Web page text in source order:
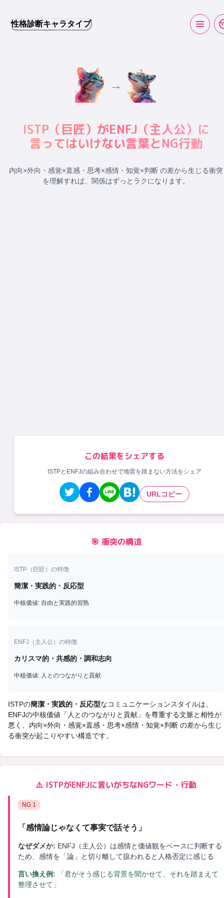
性格診断キャラタイプ
→
ISTP（巨匠）がENFJ （主人公）に
言ってはいけない言葉とNG行動
内向×外向・感覚×直感・思考×感情・知覚×判断 の差から生じる衝突
を理解すれば、関係はずっとラクになります。
この結果をシェアする
ISTPとENFJの組み合わせで地雷を踏まない方法をシェア
URLコピー
🎯 衝突の構造
ISTP （ 巨匠 ）の特徴
簡潔・実践的・反応型
中核価値: 自由と実践的習熟
ENFJ （ 主人公 ）の特徴
カリスマ的・共感的・調和志向
中核価値: 人とのつながりと貢献
ISTPの簡潔・実践的・反応型なコミュニケーションスタイルは、
ENFJの中核価値「 人とのつながりと貢献 」を尊重する文脈と相性が
悪く、 内向×外向・感覚×直感・思考×感情・知覚×判断 の差から生じ
る衝突が起こりやすい構造です。
⚠️ ISTPがENFJに言いがちなNGワード・行動
NG 1
「 感情論じゃなくて事実で話そう 」
なぜダメか: ENFJ（主人公）は感情と価値観をベースに判断する
ため、感情を「論」と切り離して扱われると人格否定に感じる
言い換え例:
「君がそう感じる背景を聞かせて、それを踏まえて
整理させて」